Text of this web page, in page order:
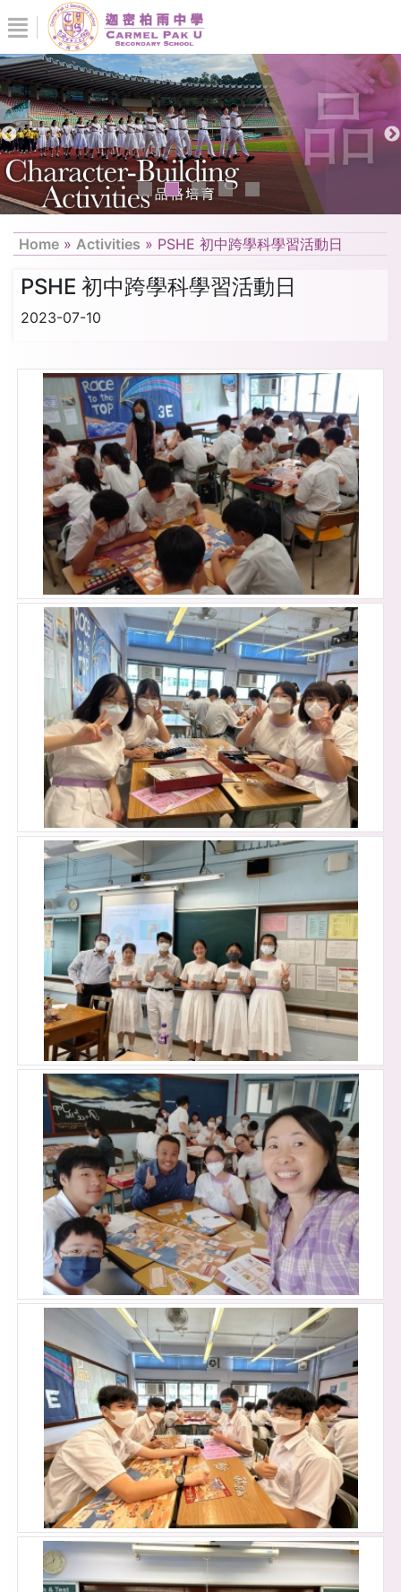
Home » Activities » PSHE 初中跨學科學習活動日
PSHE 初中跨學科學習活動日
2023-07-10